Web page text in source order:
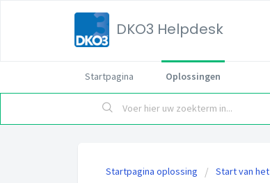
DKO3 Helpdesk
Startpagina Oplossingen
Startpagina oplossing Start van